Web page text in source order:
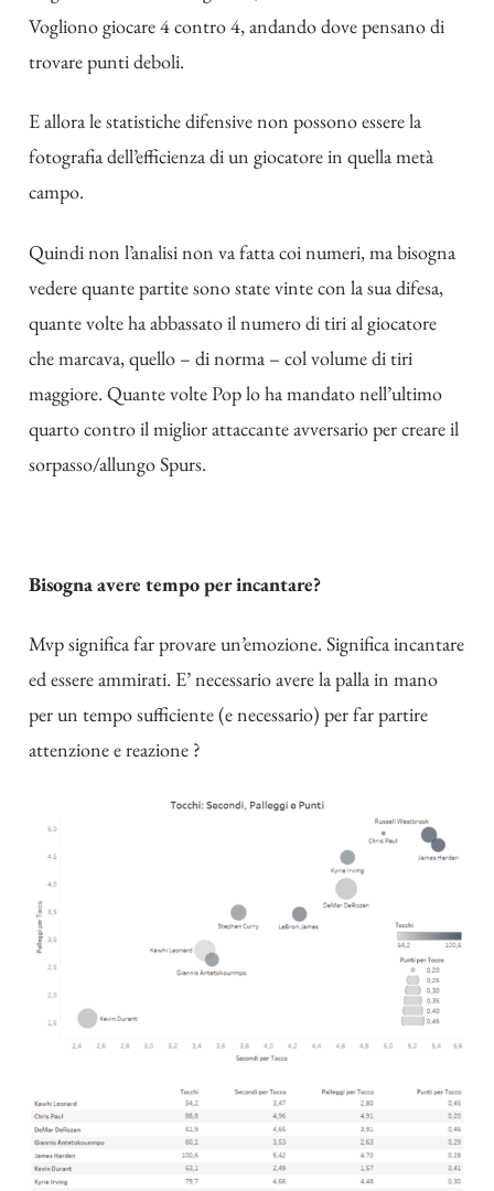
Vogliono giocare 4 contro 4, andando dove pensano di
trovare punti deboli.
E allora le statistiche difensive non possono essere la
fotografia dell’efficienza di un giocatore in quella metà
campo.
Quindi non l’analisi non va fatta coi numeri, ma bisogna
vedere quante partite sono state vinte con la sua difesa,
quante volte ha abbassato il numero di tiri al giocatore
che marcava, quello – di norma – col volume di tiri
maggiore. Quante volte Pop lo ha mandato nell’ultimo
quarto contro il miglior attaccante avversario per creare il
sorpasso/allungo Spurs.
Bisogna avere tempo per incantare?
Mvp significa far provare un’emozione. Significa incantare
ed essere ammirati. E’ necessario avere la palla in mano
per un tempo sufficiente (e necessario) per far partire
attenzione e reazione ?